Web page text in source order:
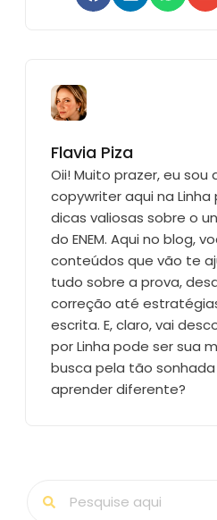
Flavia Piza
Oii! Muito prazer, eu sou
copywriter aqui na Linha
dicas valiosas sobre o
do ENEM. Aqui no blog,
conteúdos que vão te
tudo sobre a prova,
correção até
escrita. E, claro, vai
por Linha pode ser sua
busca pela tão sonhada
aprender diferente?